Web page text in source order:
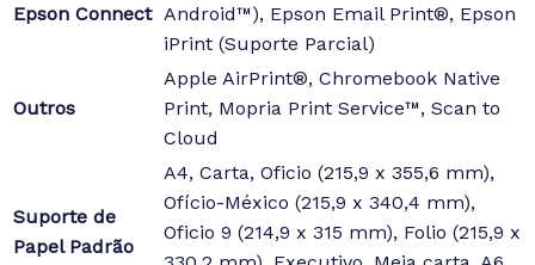
Epson Connect Android™), Epson Email Print®, Epson
iPrint (Suporte Parcial)
Outros
Apple AirPrint®, Chromebook Native
Print, Mopria Print Service™, Scan to
Cloud
Suporte de
Papel Padrão
A4, Carta, Oficio (215,9 x 355,6 mm),
Ofício-México (215,9 x 340,4 mm),
Oficio 9 (214,9 x 315 mm), Folio (215,9 x